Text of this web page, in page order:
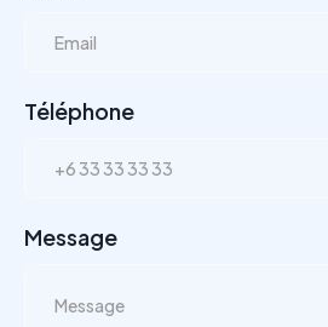
Téléphone
Message